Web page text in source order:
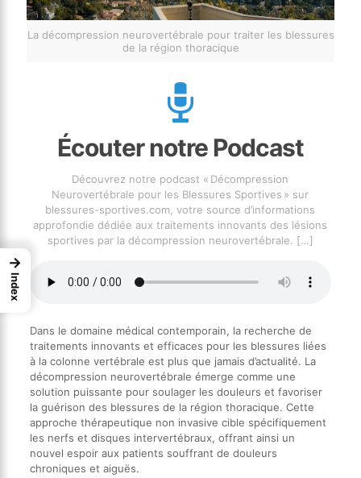
La décompression neurovertébrale pour traiter les blessures
de la région thoracique
Écouter notre Podcast
Découvrez notre podcast « Décompression
Neurovertébrale pour les Blessures Sportives » sur
blessures-sportives.com, votre source d’informations
approfondie dédiée aux traitements innovants des lésions
sportives par la décompression neurovertébrale. […]
Dans le domaine médical contemporain, la recherche de
traitements innovants et efficaces pour les blessures liées
à la colonne vertébrale est plus que jamais d’actualité. La
décompression neurovertébrale émerge comme une
solution puissante pour soulager les douleurs et favoriser
la guérison des blessures de la région thoracique. Cette
approche thérapeutique non invasive cible spécifiquement
les nerfs et disques intervertébraux, offrant ainsi un
nouvel espoir aux patients souffrant de douleurs
chroniques et aiguës.
→
Index